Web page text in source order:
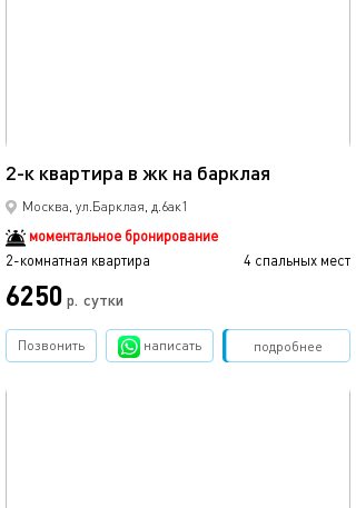
2-к квартира в жк на барклая
Москва, ул.Барклая, д.6ак1
моментальное бронирование
2-комнатная квартира
4 спальных мест
6250 р. сутки
подробнее
Позвонить написать Забронировать